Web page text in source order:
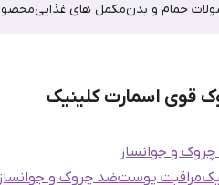
حمام و بدنمکمل های غذایی
قوی اسمارت کلینیک
و جوانساز
مراقبت پوستضد چروک و جوانساز